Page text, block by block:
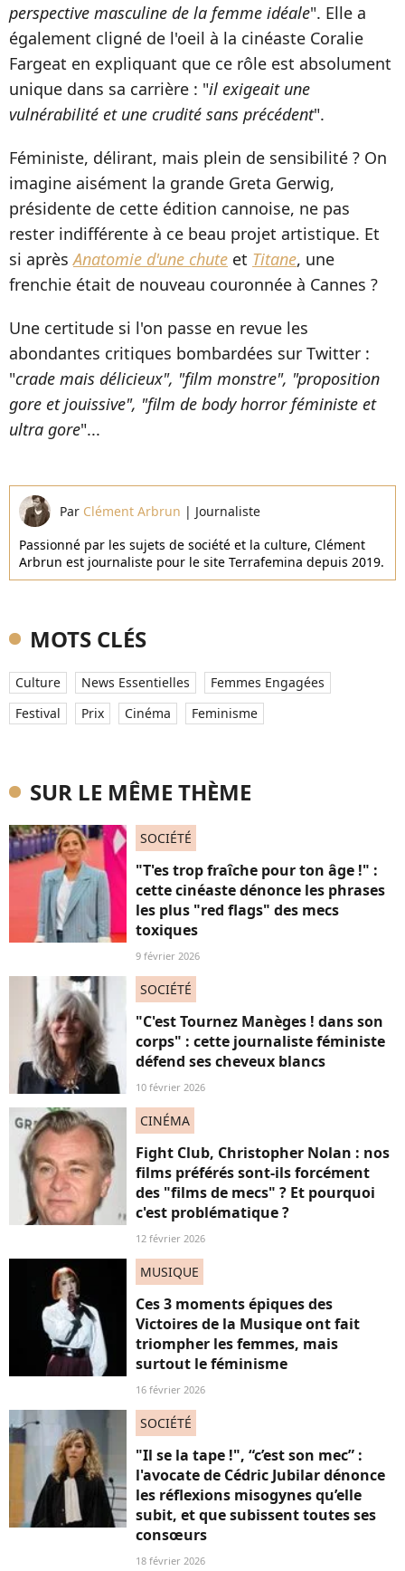
perspective masculine de la femme idéale". Elle a
également cligné de l'oeil à la cinéaste Coralie
Fargeat en expliquant que ce rôle est absolument
unique dans sa carrière : "il exigeait une
vulnérabilité et une crudité sans précédent".
Féministe, délirant, mais plein de sensibilité ? On
imagine aisément la grande Greta Gerwig,
présidente de cette édition cannoise, ne pas
rester indifférente à ce beau projet artistique. Et
si aprèsAnatomie d'une chute et Titane, une
frenchie était de nouveau couronnée à Cannes ?
Une certitude si l'on passe en revue les
abondantes critiques bombardées sur Twitter :
"crade mais délicieux", "film monstre", "proposition
gore et jouissive", "film de body horror féministe et
ultra gore"...
Par Clément Arbrun | Journaliste
Passionné par les sujets de société et la culture, Clément
Arbrun est journaliste pour le site Terrafemina depuis 2019.
MOTS CLÉS
Culture News Essentielles
Femmes Engagées
Festival
Prix Cinéma Feminisme
SUR LE MÊME THÈME
SOCIÉTÉ
"T'es trop fraîche pour ton âge !" :
cette cinéaste dénonce les phrases
les plus "red flags" des mecs
toxiques
9 février 2026
SOCIÉTÉ
"C'est Tournez Manèges ! dans son
corps" : cette journaliste féministe
défend ses cheveux blancs
10 février 2026
CINÉMA
Fight Club, Christopher Nolan : nos
films préférés sont-ils forcément
des "films de mecs" ? Et pourquoi
c'est problématique ?
12 février 2026
MUSIQUE
Ces 3 moments épiques des
Victoires de la Musique ont fait
triompher les femmes, mais
surtout le féminisme
16 février 2026
SOCIÉTÉ
"Il se la tape !", “c’est son mec” :
l'avocate de Cédric Jubilar dénonce
les réflexions misogynes qu’elle
subit, et que subissent toutes ses
consœurs
18 février 2026